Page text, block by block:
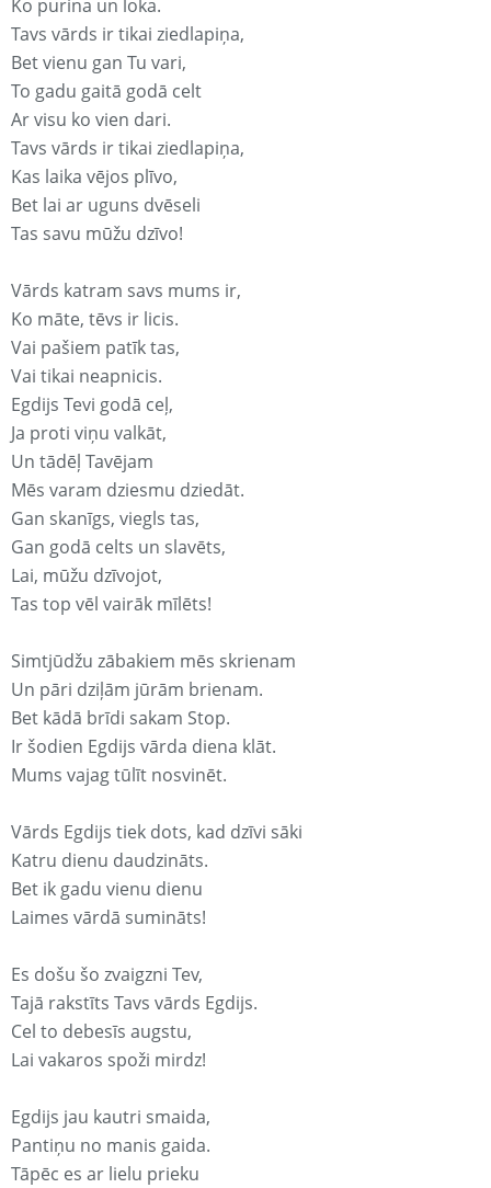
Ko purina un loka.
Tavs vārds ir tikai ziedlapiņa,
Bet vienu gan Tu vari,
To gadu gaitā godā celt
Ar visu ko vien dari.
Tavs vārds ir tikai ziedlapiņa,
Kas laika vējos plīvo,
Bet lai ar uguns dvēseli
Tas savu mūžu dzīvo!
Vārds katram savs mums ir,
Ko māte, tēvs ir licis.
Vai pašiem patīk tas,
Vai tikai neapnicis.
Egdijs Tevi godā ceļ,
Ja proti viņu valkāt,
Un tādēļ Tavējam
Mēs varam dziesmu dziedāt.
Gan skanīgs, viegls tas,
Gan godā celts un slavēts,
Lai, mūžu dzīvojot,
Tas top vēl vairāk mīlēts!
Simtjūdžu zābakiem mēs skrienam
Un pāri dziļām jūrām brienam.
Bet kādā brīdi sakam Stop.
Ir šodien Egdijs vārda diena klāt.
Mums vajag tūlīt nosvinēt.
Vārds Egdijs tiek dots, kad dzīvi sāki
Katru dienu daudzināts.
Bet ik gadu vienu dienu
Laimes vārdā sumināts!
Es došu šo zvaigzni Tev,
Tajā rakstīts Tavs vārds Egdijs.
Cel to debesīs augstu,
Lai vakaros spoži mirdz!
Egdijs jau kautri smaida,
Pantiņu no manis gaida.
Tāpēc es ar lielu prieku